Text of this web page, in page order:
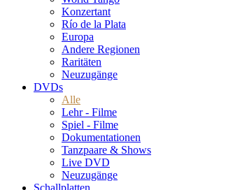
Konzertant
Río de la Plata
Europa
Andere Regionen
Raritäten
Neuzugänge
DVDs
Alle
Lehr - Filme
Spiel - Filme
Dokumentationen
Tanzpaare & Shows
Live DVD
Neuzugänge
Schallplatten